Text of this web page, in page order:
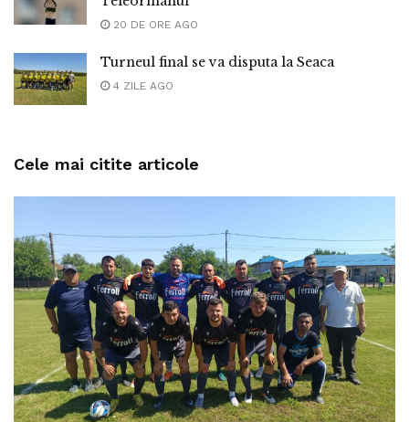
20 DE ORE AGO
Turneul final se va disputa la Seaca
4 ZILE AGO
Cele mai citite articole